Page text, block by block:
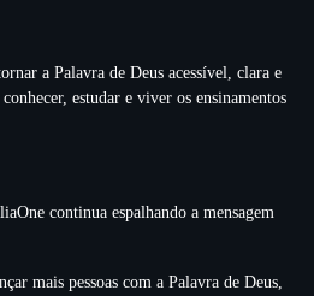
a Palavra de Deus acessível, clara e
estudar e viver os ensinamentos
continua espalhando a mensagem
mais pessoas com a Palavra de Deus,